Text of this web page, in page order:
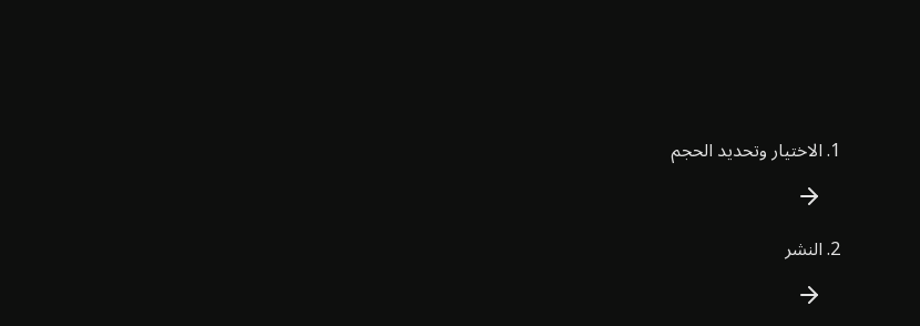
الاختيار وتحديد الحجم
النشر